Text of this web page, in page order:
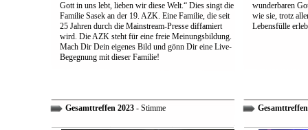
Gott in uns lebt, lieben wir diese Welt.“ Dies singt die
Familie Sasek an der 19. AZK. Eine Familie, die seit
25 Jahren durch die Mainstream-Presse diffamiert
wird. Die AZK steht für eine freie Meinungsbildung.
Mach Dir Dein eigenes Bild und gönn Dir eine Live-
Begegnung mit dieser Familie!
wunderbaren
wie sie, trotz
Lebensfülle
Gesamttreffen 2023- Stimme